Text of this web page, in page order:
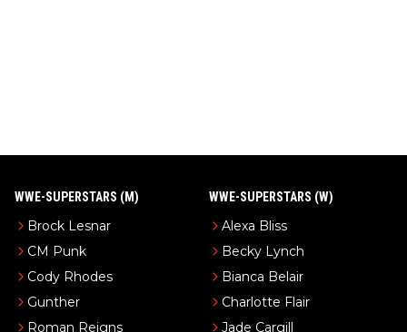
WWE-SUPERSTARS (M)
Brock Lesnar
CM Punk
Cody Rhodes
Gunther
Roman Reigns
WWE-SUPERSTARS (W)
Alexa Bliss
Becky Lynch
Bianca Belair
Charlotte Flair
Jade Cargill